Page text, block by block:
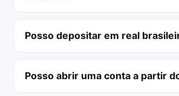
Posso depositar em real
Posso abrir uma conta a partir